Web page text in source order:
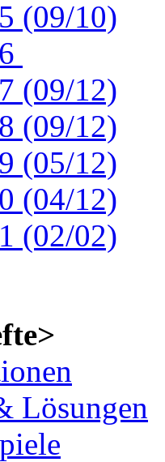
(09/10)
(09/12)
(09/12)
(05/12)
(04/12)
(02/02)
Lösungen